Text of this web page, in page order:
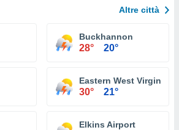
Altre città
Buckhannon
28° 20°
Eastern West Virginia
30° 21°
Elkins Airport